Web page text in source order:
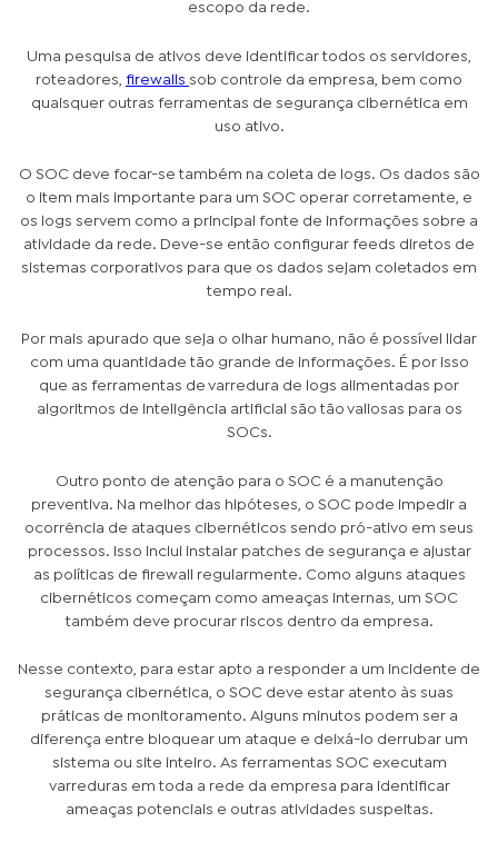
escopo da rede.
Uma pesquisa de ativos deve identificar todos os servidores,
roteadores, firewalls sob controle da empresa, bem como
quaisquer outras ferramentas de segurança cibernética em
uso ativo.
O SOC deve focar-se também na coleta de logs. Os dados são
o item mais importante para um SOC operar corretamente, e
os logs servem como a principal fonte de informações sobre a
atividade da rede. Deve-se então configurar feeds diretos de
sistemas corporativos para que os dados sejam coletados em
tempo real.
Por mais apurado que seja o olhar humano, não é possível lidar
com uma quantidade tão grande de informações. É por isso
que as ferramentas de varredura de logs alimentadas por
algoritmos de inteligência artificial são tão valiosas para os
SOCs.
Outro ponto de atenção para o SOC é a manutenção
preventiva. Na melhor das hipóteses, o SOC pode impedir a
ocorrência de ataques cibernéticos sendo pró-ativo em seus
processos. Isso inclui instalar patches de segurança e ajustar
as políticas de firewall regularmente. Como alguns ataques
cibernéticos começam como ameaças internas, um SOC
também deve procurar riscos dentro da empresa.
Nesse contexto, para estar apto a responder a um incidente de
segurança cibernética, o SOC deve estar atento às suas
práticas de monitoramento. Alguns minutos podem ser a
diferença entre bloquear um ataque e deixá-lo derrubar um
sistema ou site inteiro. As ferramentas SOC executam
varreduras em toda a rede da empresa para identificar
ameaças potenciais e outras atividades suspeitas.